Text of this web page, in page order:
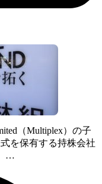
（Multiplex）の子
を保有する持株会社
…